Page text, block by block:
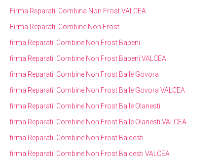
Firma Reparatii Combina Non Frost VALCEA
Firma Reparatii Combine Non Frost
firma Reparatii Combine Non Frost Babeni
firma Reparatii Combine Non Frost Babeni VALCEA
firma Reparatii Combine Non Frost Baile Govora
firma Reparatii Combine Non Frost Baile Govora VALCEA
firma Reparatii Combine Non Frost Baile Olanesti
firma Reparatii Combine Non Frost Baile Olanesti VALCEA
firma Reparatii Combine Non Frost Balcesti
firma Reparatii Combine Non Frost Balcesti VALCEA